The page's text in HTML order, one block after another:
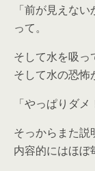
「前が見えな
って。
そして水を吸っ
そして水の恐怖
「やっぱりダ
そっからまた説
内容的にはほぼ